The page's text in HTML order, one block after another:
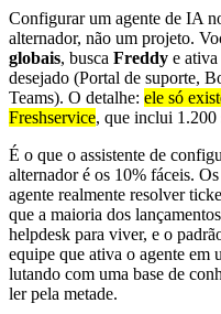
Configurar um agente de IA
alternador, não um projeto.
globais, busca Freddy e ativa
desejado (Portal de suporte,
Teams). O detalhe: ele só
Freshservice, que inclui 1.200
É o que o assistente de
alternador é os 10% fáceis.
agente realmente resolver
que a maioria dos
helpdesk para viver, e o
equipe que ativa o agente em
lutando com uma base de
ler pela metade.